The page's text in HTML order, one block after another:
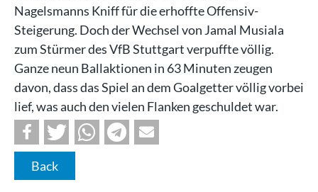
Nagelsmanns Kniff für die erhoffte Offensiv-
Steigerung. Doch der Wechsel von Jamal Musiala
zum Stürmer des VfB Stuttgart verpuffte völlig.
Ganze neun Ballaktionen in 63 Minuten zeugen
davon, dass das Spiel an dem Goalgetter völlig vorbei
lief, was auch den vielen Flanken geschuldet war.
Back